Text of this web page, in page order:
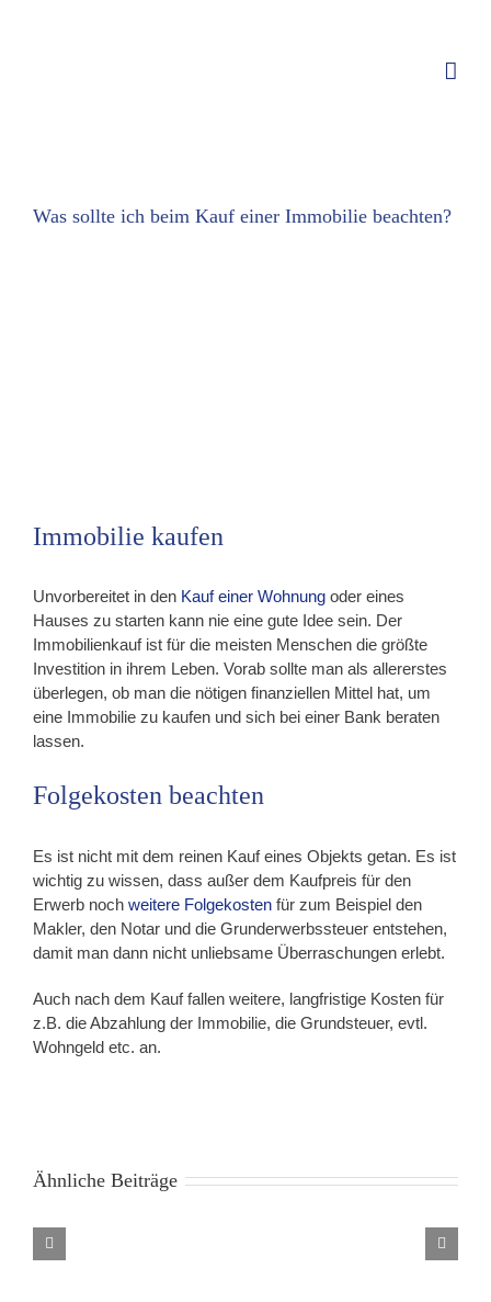
Was sollte ich beim Kauf einer Immobilie beachten?
Immobilie kaufen
Unvorbereitet in den Kauf einer Wohnung oder eines
Hauses zu starten kann nie eine gute Idee sein. Der
Immobilienkauf ist für die meisten Menschen die größte
Investition in ihrem Leben. Vorab sollte man als allererstes
überlegen, ob man die nötigen finanziellen Mittel hat, um
eine Immobilie zu kaufen und sich bei einer Bank beraten
lassen.
Folgekosten beachten
Es ist nicht mit dem reinen Kauf eines Objekts getan. Es ist
wichtig zu wissen, dass außer dem Kaufpreis für den
Erwerb noch weitere Folgekosten für zum Beispiel den
Makler, den Notar und die Grunderwerbssteuer entstehen,
damit man dann nicht unliebsame Überraschungen erlebt.
Auch nach dem Kauf fallen weitere, langfristige Kosten für
z.B. die Abzahlung der Immobilie, die Grundsteuer, evtl.
Wohngeld etc. an.
Ähnliche Beiträge